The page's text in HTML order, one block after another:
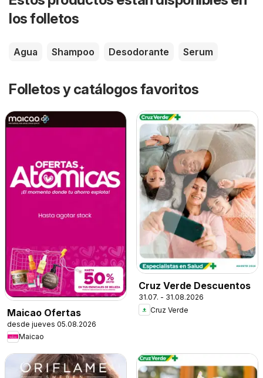
los folletos
Agua Shampoo Desodorante Serum
Folletos y catálogos favoritos
Maicao Ofertas
desde jueves 05.08.2026
Maicao
Cruz Verde Descuentos
31.07. - 31.08.2026
Cruz Verde